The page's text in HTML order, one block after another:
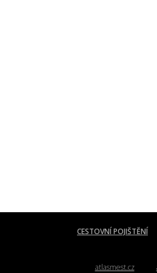
CESTOVNÍ POJIŠTĚNÍ
atlasmest.cz